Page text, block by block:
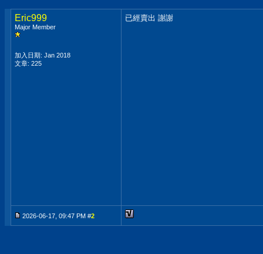
Eric999
Major Member
加入日期: Jan 2018
文章: 225
已經賣出 謝謝
2026-06-17, 09:47 PM #2